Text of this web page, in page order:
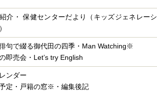
介・ 保健センターだより（キッズジェネレーシ
句で綴る御代田の四季・ Man Watching※
即売会・Let’s try English
ンダー
定・戸籍の窓※・編集後記